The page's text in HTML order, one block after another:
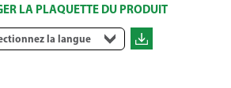
LA PLAQUETTE DU PRODUIT
la langue